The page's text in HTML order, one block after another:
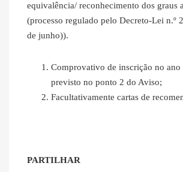
equivalência/ reconhecimento dos graus
(processo regulado pelo Decreto-Lei n.º
de junho)).
Comprovativo de inscrição no ano
previsto no ponto 2 do Aviso;
Facultativamente cartas de
PARTILHAR